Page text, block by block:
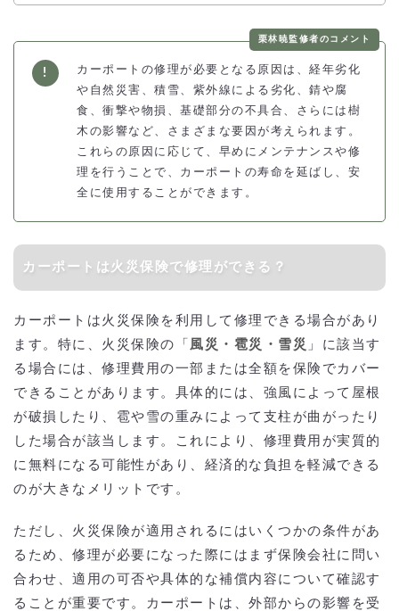
栗林暁監修者のコメント
カーポートの修理が必要となる原因は、経年劣化
や自然災害、積雪、紫外線による劣化、錆や腐
食、衝撃や物損、基礎部分の不具合、さらには樹
木の影響など、さまざまな要因が考えられます。
これらの原因に応じて、早めにメンテナンスや修
理を行うことで、カーポートの寿命を延ばし、安
全に使用することができます。
カーポートは火災保険で修理ができる？
カーポートは火災保険を利用して修理できる場合があり
ます。特に、火災保険の「 風災・雹災・雪災 」に該当す
る場合には、修理費用の一部または全額を保険でカバー
できることがあります。具体的には、強風によって屋根
が破損したり、雹や雪の重みによって支柱が曲がったり
した場合が該当します。これにより、修理費用が実質的
に無料になる可能性があり、経済的な負担を軽減できる
のが大きなメリットです。
ただし、火災保険が適用されるにはいくつかの条件があ
るため、修理が必要になった際にはまず保険会社に問い
合わせ、適用の可否や具体的な補償内容について確認す
ることが重要です。カーポートは、外部からの影響を受